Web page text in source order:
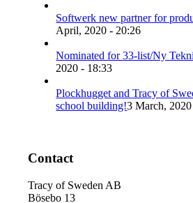
Softwerk new partner for
April, 2020 - 20:26
Nominated for 33-list/Ny
2020 - 18:33
Plockhugget and Tracy of
school building!3 March,
Contact
Tracy of Sweden AB
Bösebo 13